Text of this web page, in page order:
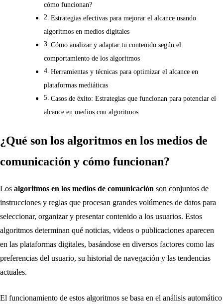
cómo funcionan?
Estrategias efectivas para mejorar el alcance usando
algoritmos en medios digitales
Cómo analizar y adaptar tu contenido según el
comportamiento de los algoritmos
Herramientas y técnicas para optimizar el alcance en
plataformas mediáticas
Casos de éxito: Estrategias que funcionan para potenciar el
alcance en medios con algoritmos
¿Qué son los algoritmos en los medios de
comunicación y cómo funcionan?
Los algoritmos en los medios de comunicación son conjuntos de
instrucciones y reglas que procesan grandes volúmenes de datos para
seleccionar, organizar y presentar contenido a los usuarios. Estos
algoritmos determinan qué noticias, videos o publicaciones aparecen
en las plataformas digitales, basándose en diversos factores como las
preferencias del usuario, su historial de navegación y las tendencias
actuales.
El funcionamiento de estos algoritmos se basa en el análisis automático